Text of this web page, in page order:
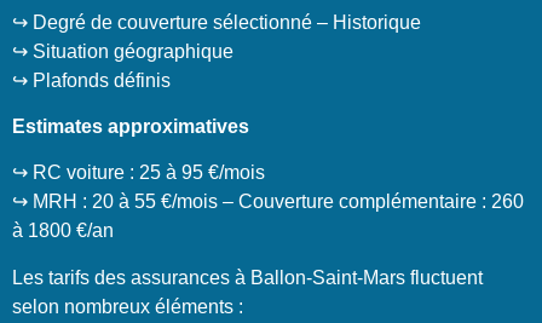
↪️ Degré de couverture sélectionné – Historique
↪️ Situation géographique
↪️ Plafonds définis
Estimates approximatives
↪️ RC voiture : 25 à 95 €/mois
↪️ MRH : 20 à 55 €/mois – Couverture complémentaire : 260
à 1800 €/an
Les tarifs des assurances à Ballon-Saint-Mars fluctuent
selon nombreux éléments :